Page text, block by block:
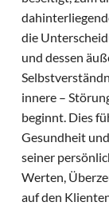
die
und dessen
innere –
beginnt. Dies
Gesundheit
seiner
Werten,
auf den